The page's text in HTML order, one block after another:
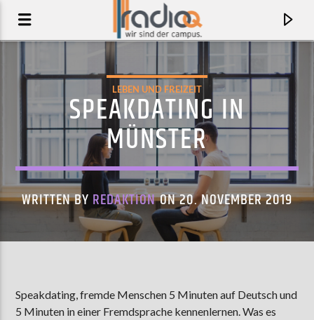
BENGALO (FEAT. OG LU)
DONNA SAVAGE
LEBEN UND FREIZEIT
SPEAKDATING IN
MÜNSTER
WRITTEN BY REDAKTIONON 20. NOVEMBER 2019
Speakdating, fremde Menschen 5 Minuten auf Deutsch und
5 Minuten in einer Fremdsprache kennenlernen. Was es